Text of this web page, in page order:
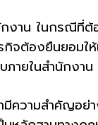
งาน ในกรณีที่
จต้องยืนยอมให้
ภายในสำนักงาน
มีความสำคัญอย่